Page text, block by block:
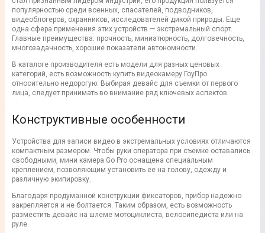
популярностью среди военных, спасателей, подводников,
видеоблогеров, охранников, исследователей дикой природы. Еще
одна сфера применения этих устройств — экстремальный спорт.
Главные преимущества: прочность, миниатюрность, долговечность,
многозадачность, хорошие показатели автономности.
В каталоге производителя есть модели для разных ценовых
категорий, есть возможность купить видеокамеру ГоуПро
относительно недорогую. Выбирая девайс для съемки от первого
лица, следует принимать во внимание ряд ключевых аспектов.
Конструктивные особенности
Устройства для записи видео в экстремальных условиях отличаются
компактным размером. Чтобы руки оператора при съемке оставались
свободными, мини камера Go Pro оснащена специальным
креплением, позволяющим установить ее на голову, одежду и
различную экипировку.
Благодаря продуманной конструкции фиксаторов, прибор надежно
закрепляется и не болтается. Таким образом, есть возможность
разместить девайс на шлеме мотоциклиста, велосипедиста или на
руле.